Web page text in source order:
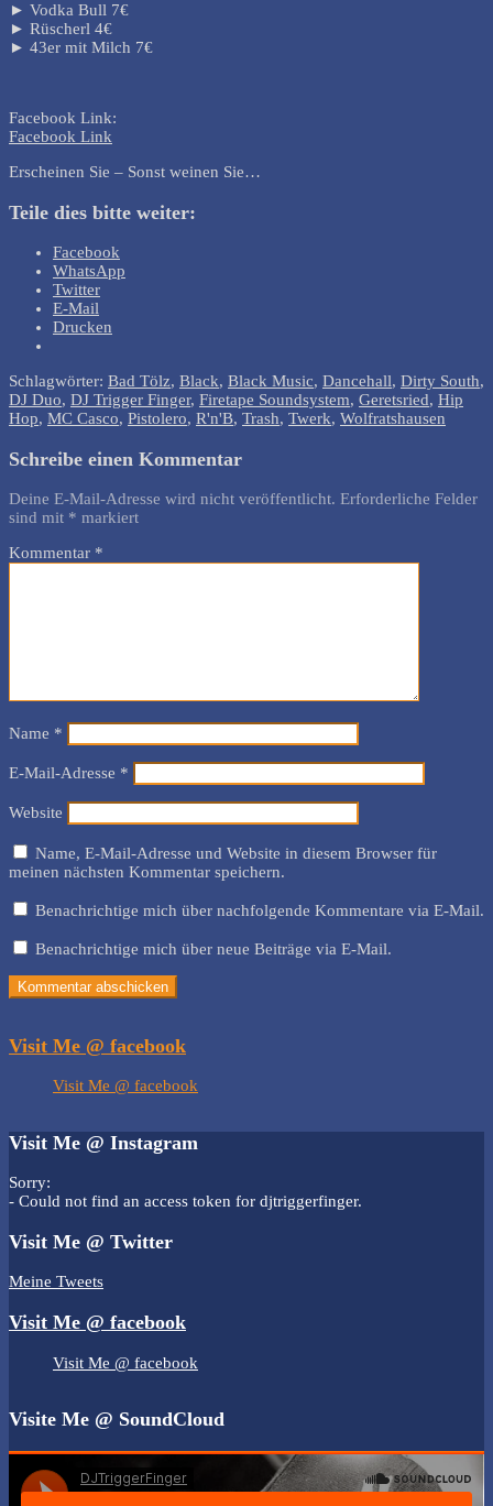
► Vodka Bull 7€
► Rüscherl 4€
► 43er mit Milch 7€
Facebook Link:
Facebook Link
Erscheinen Sie – Sonst weinen Sie…
Teile dies bitte weiter:
Facebook
WhatsApp
Twitter
E-Mail
Drucken
Schlagwörter: Bad Tölz, Black, Black Music, Dancehall, Dirty South,
DJ Duo, DJ Trigger Finger, Firetape Soundsystem, Geretsried, Hip
Hop, MC Casco, Pistolero, R'n'B, Trash, Twerk, Wolfratshausen
Schreibe einen Kommentar
Deine E-Mail-Adresse wird nicht veröffentlicht. Erforderliche Felder
sind mit * markiert
Kommentar *
Name *
E-Mail-Adresse *
Website
Name, E-Mail-Adresse und Website in diesem Browser für
meinen nächsten Kommentar speichern.
Benachrichtige mich über nachfolgende Kommentare via E-Mail.
Benachrichtige mich über neue Beiträge via E-Mail.
Visit Me @ facebook
Visit Me @ facebook
Visit Me @ Instagram
Sorry:
- Could not find an access token for djtriggerfinger.
Visit Me @ Twitter
Meine Tweets
Visit Me @ facebook
Visit Me @ facebook
Visite Me @ SoundCloud